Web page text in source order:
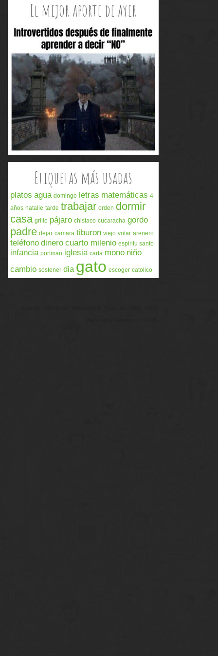
El mejor aporte de ayer
Etiquetas más usadas
platos agua domingo letras matemáticas 4
años natalie tarde trabajar orden dormir
casa grillo pájaro chistaco cucaracha gordo
padre dejar camara tiburon viejo votar arenero
teléfono dinero cuarto milenio espiritu santo
infancia portman iglesia carta mono niño
cambio sostener dia gato escoger catolico